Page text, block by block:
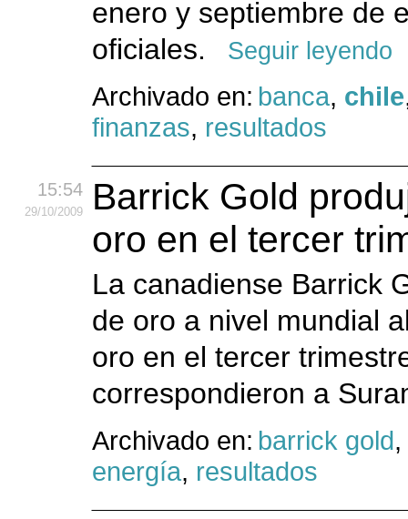
enero y septiembre de
oficiales.
Seguir leyendo
Archivado en: banca, chile
finanzas, resultados
15:54
29/10/2009
Barrick Gold
oro en el tercer
La canadiense Barrick
de oro a nivel mundial
oro en el tercer
correspondieron a
Archivado en: barrick gold,
energía, resultados